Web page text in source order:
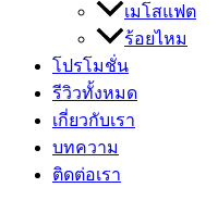
เมโสแฟต
ร้อยไหม
โปรโมชั่น
รีวิวทั้งหมด
เกี่ยวกับเรา
บทความ
ติดต่อเรา